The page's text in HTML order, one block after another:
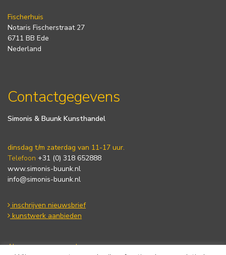
Fischerhuis
Notaris Fischerstraat 27
6711 BB Ede
Nederland
Contactgegevens
Simonis & Buunk Kunsthandel
dinsdag t/m zaterdag van 11-17 uur.
Telefoon +31 (0) 318 652888
www.simonis-buunk.nl
info@simonis-buunk.nl
inschrijven nieuwsbrief
kunstwerk aanbieden
Algemene voorwaarden